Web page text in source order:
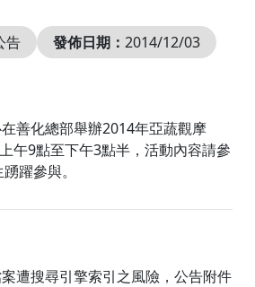
告 發佈日期： 2014/12/03
善化總部舉辦2014年亞蔬觀摩
午9點至下午3點半，活動內容請參
躍參與。
遭搜尋引擎索引之風險，公告附件